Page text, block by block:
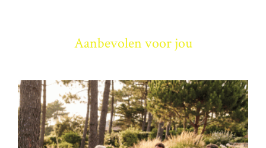
Aanbevolen voor jou